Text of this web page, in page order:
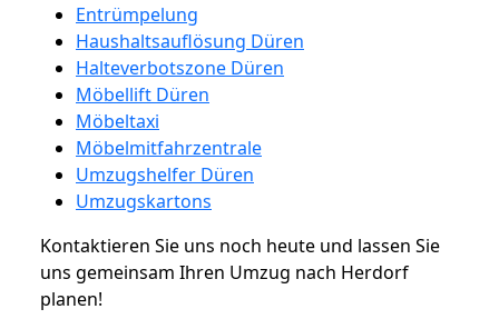
Entrümpelung
Haushaltsauflösung Düren
Halteverbotszone Düren
Möbellift Düren
Möbeltaxi
Möbelmitfahrzentrale
Umzugshelfer Düren
Umzugskartons
Kontaktieren Sie uns noch heute und lassen Sie
uns gemeinsam Ihren Umzug nach Herdorf
planen!